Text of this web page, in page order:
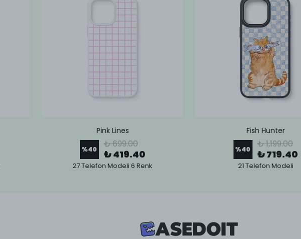
Pink Lines
%40 ₺ 699.00
₺ 419.40
27 Telefon Modeli 6 Renk
Fish Hunter
%40 ₺ 1,199.00
₺ 719.40
21 Telefon Modeli